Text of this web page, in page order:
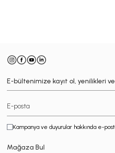
E-bültenimize kayıt ol, yenilikleri
Kampanya ve duyurular hakkında e-
Mağaza Bul